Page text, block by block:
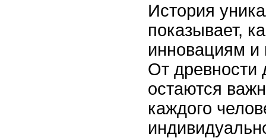
История
показывает,
инновациям и
От древности
остаются
каждого